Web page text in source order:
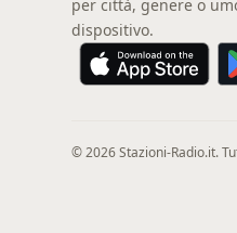
per città, genere o
dispositivo.
© 2026 Stazioni-Radio.it.